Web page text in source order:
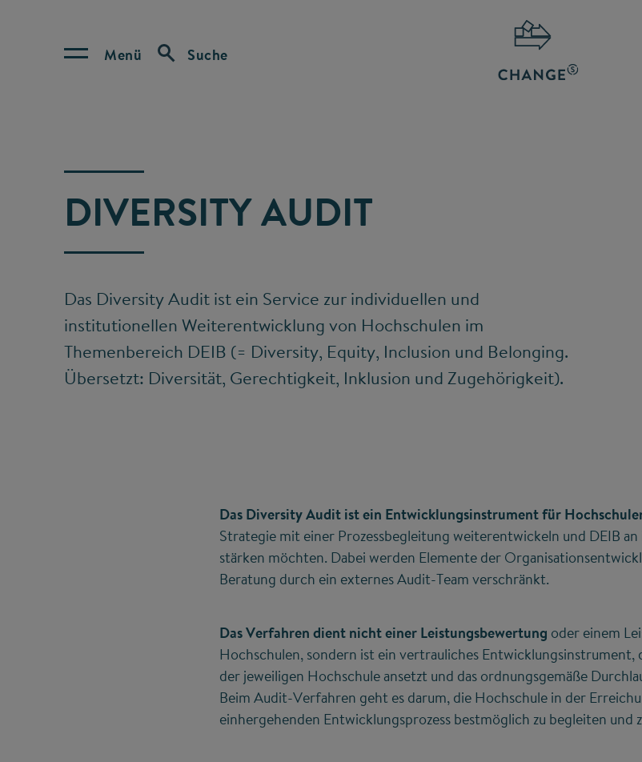
Menü Suche
DIVERSITY AUDIT
Das Diversity Audit ist ein Service zur individuellen und
institutionellen Weiterentwicklung von Hochschulen im
Themenbereich DEIB (= Diversity, Equity, Inclusion und Belonging.
Übersetzt: Diversität, Gerechtigkeit, Inklusion und Zugehörigkeit).
Das Diversity Audit ist ein Entwicklungsinstrument für
Strategie mit einer Prozessbegleitung weiterentwickeln und DEIB
stärken möchten. Dabei werden Elemente der
Beratung durch ein externes Audit-Team verschränkt.
Das Verfahren dient nicht einer Leistungsbewertung oder einem
Hochschulen, sondern ist ein vertrauliches Entwicklungsinstrument,
der jeweiligen Hochschule ansetzt und das ordnungsgemäße
Beim Audit-Verfahren geht es darum, die Hochschule in der
einhergehenden Entwicklungsprozess bestmöglich zu begleiten und